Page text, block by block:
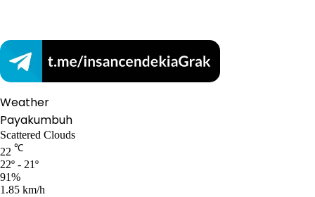
Weather
Payakumbuh
Scattered Clouds
22 ℃
22º - 21º
91%
1.85 km/h